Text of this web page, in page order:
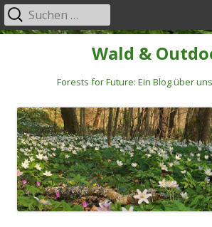
Wald &
Forests for Future: Ein Blog über
Primäres
Suchen
nach: